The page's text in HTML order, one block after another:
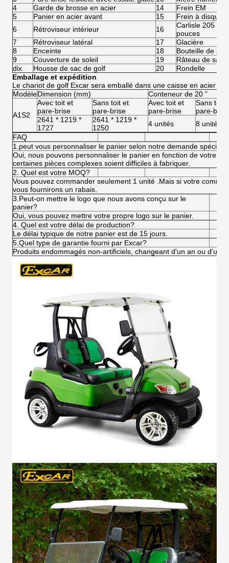
4
Garde de brosse en acier 14
Frein EM
5
Panier en acier avant 15
Frein à disque
6
Rétroviseur intérieur 16
Carlisle 205 /
pouces
7
Rétroviseur latéral 17
Glacière
8
Enceinte 18
Bouteille de
9
Couverture de soleil 19
Râteau de sable
dix
Housse de sac de golf 20
Rondelle
Emballage et expédition
Le chariot de golf Excar sera emballé dans une caisse en acier
ModèleDimension (mm) Conteneur de 20 ”
A1S2
Avec toit et
pare-brise
Sans toit et
pare-brise
Avec toit et
pare-brise
Sans toit
pare-brise
2641 * 1219 *
1727
2641 * 1219 *
1250
4 unités
8 unités
FAQ
1.peut vous personnaliser le panier selon notre demande
Oui, nous pouvons personnaliser le panier en fonction de votre
certaines pièces complexes soient difficiles à fabriquer.
2. Quel est votre MOQ?
Vous pouvez commander seulement 1 unité .Mais si votre
vous fournirons un rabais.
3.Peut-on mettre le logo que nous avons conçu sur le
panier?
Oui, vous pouvez mettre votre propre logo sur le panier.
4. Quel est votre délai de production?
Le délai typique de notre panier est de 15 jours.
5.Quel type de garantie fourni par Excar?
Produits endommagés non-artificiels, changeant d'un an ou d'un